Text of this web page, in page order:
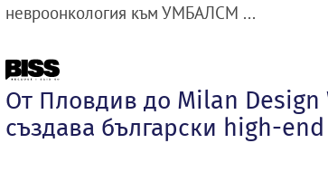
невроонкология към УМБАЛСМ ...
От Пловдив до Milan Design
създава български high-